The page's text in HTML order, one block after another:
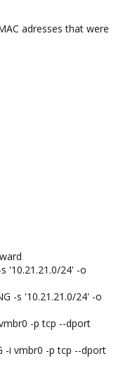
adresses that were
'10.21.21.0/24' -o
-s '10.21.21.0/24' -o
-p tcp --dport
-i vmbr0 -p tcp --dport